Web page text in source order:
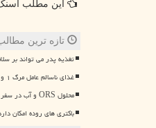
این مطلب
تازه ترین
تغذیه پدر می تواند بر
غذای ناسالم عامل مرگ ۱ و نیم میلیون نفر در جهان
محلول ORS و آب در سفر اربعین فراموش نشود
باکتری های روده امکان